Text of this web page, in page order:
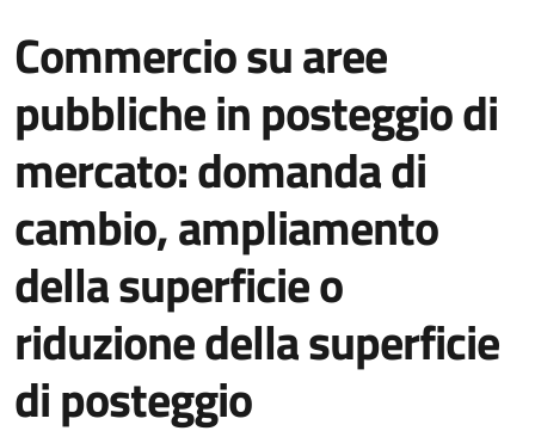
Commercio su aree
pubbliche in posteggio di
mercato: domanda di
cambio, ampliamento
della superficie o
riduzione della superficie
di posteggio